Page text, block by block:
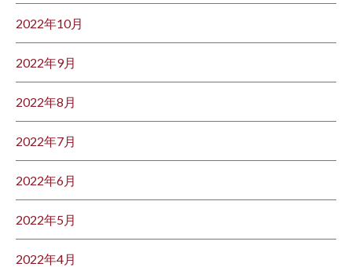
2022年10月
2022年9月
2022年8月
2022年7月
2022年6月
2022年5月
2022年4月